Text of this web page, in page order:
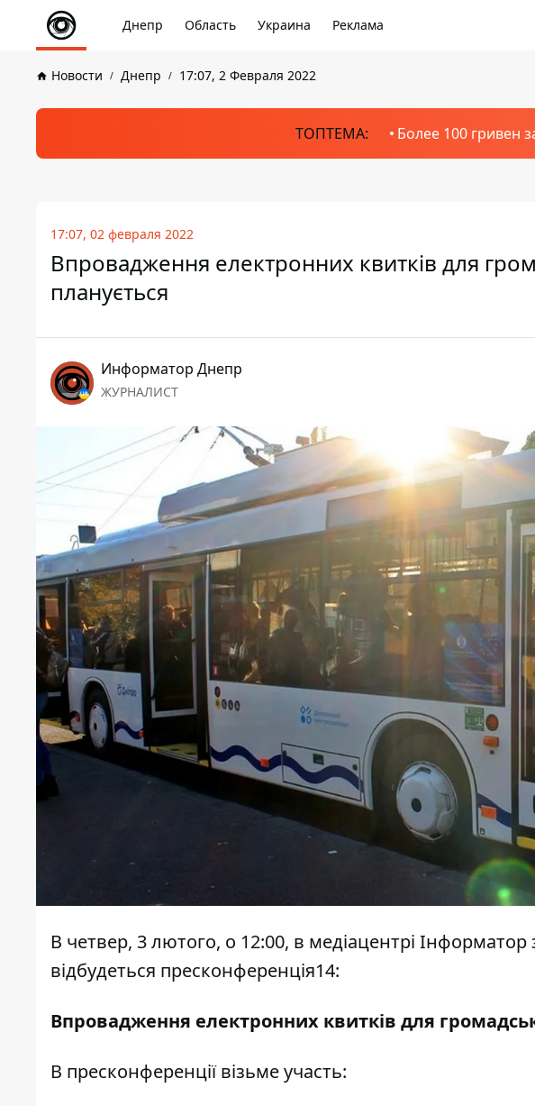
Днепр Область Украина Реклама
Новости Днепр 17:07, 2 Февраля 2022
ТОПТЕМА: Более 100 гривен
17:07, 02 февраля 2022
Впровадження електронних квитків для
планується
Информатор Днепр
ЖУРНАЛИСТ
В четвер, 3 лютого, о 12:00, в медіацентрі
відбудеться пресконференція14:
Впровадження електронних квитків для
В пресконференції візьме участь: